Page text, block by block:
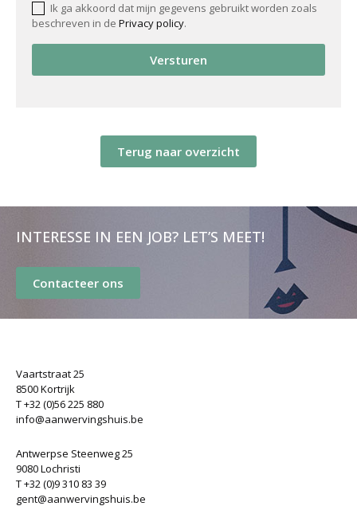
Ik ga akkoord dat mijn gegevens gebruikt worden zoals
beschreven in de Privacy policy.
Versturen
Terug naar overzicht
INTERESSE IN EEN JOB? LET’S MEET!
Contacteer ons
Vaartstraat 25
8500 Kortrijk
T +32 (0)56 225 880
info@aanwervingshuis.be
Antwerpse Steenweg 25
9080 Lochristi
T +32 (0)9 310 83 39
gent@aanwervingshuis.be